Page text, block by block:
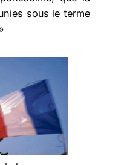
sous le terme